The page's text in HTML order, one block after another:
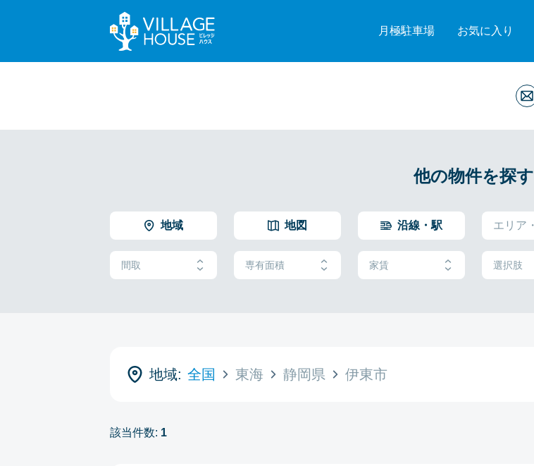
月極駐車場 お気に入り
他の物件を探す
地域 地図 沿線・駅
間取 専有面積 家賃 選択肢
地域: 全国 東海 静岡県 伊東市
該当件数: 1